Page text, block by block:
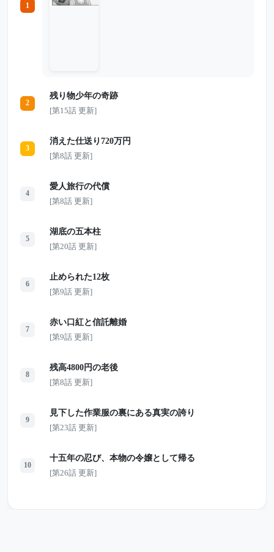
1
ていたことも。 証拠、住まい、収入、義
の夫には、もう何も残っていなかった
――。
2
残り物少年の奇跡
[第15話 更新]
3
消えた仕送り720万円
[第8話 更新]
4
愛人旅行の代償
[第8話 更新]
5
湖底の五本柱
[第20話 更新]
6
止められた12枚
[第9話 更新]
7
赤い口紅と信託離婚
[第9話 更新]
8
残高4800円の老後
[第8話 更新]
9
見下した作業服の裏にある真実の誇り
[第23話 更新]
10
十五年の忍び、本物の令嬢として帰る
[第26話 更新]